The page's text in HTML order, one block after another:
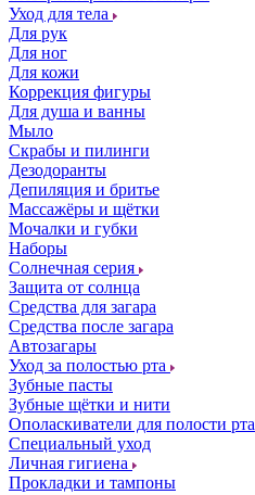
Уход для тела
Для рук
Для ног
Для кожи
Коррекция фигуры
Для душа и ванны
Мыло
Скрабы и пилинги
Дезодоранты
Депиляция и бритье
Массажёры и щётки
Мочалки и губки
Наборы
Солнечная серия
Защита от солнца
Средства для загара
Средства после загара
Автозагары
Уход за полостью рта
Зубные пасты
Зубные щётки и нити
Ополаскиватели для полости рта
Специальный уход
Личная гигиена
Прокладки и тампоны